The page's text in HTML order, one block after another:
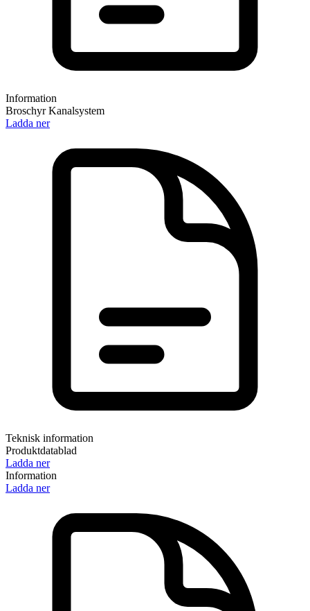
Information
Broschyr Kanalsystem
Ladda ner
Teknisk information
Produktdatablad
Ladda ner
Information
Ladda ner